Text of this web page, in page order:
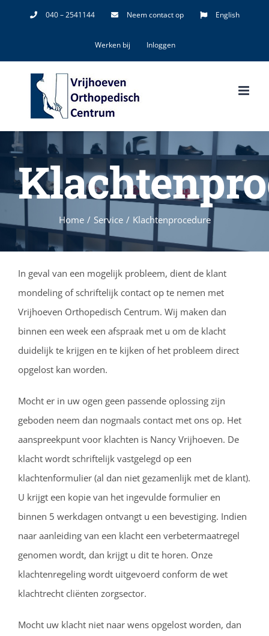
040 – 2541144 Neem contact op English
Werken bij Inloggen
Home / Service / Klachtenprocedure
In geval van een mogelijk probleem, dient de klant
mondeling of schriftelijk contact op te nemen met
Vrijhoeven Orthopedisch Centrum. Wij maken dan
binnen een week een afspraak met u om de klacht
duidelijk te krijgen en te kijken of het probleem direct
opgelost kan worden.
Mocht er in uw ogen geen passende oplossing zijn
geboden neem dan nogmaals contact met ons op. Het
aanspreekpunt voor klachten is Nancy Vrijhoeven. De
klacht wordt schriftelijk vastgelegd op een
klachtenformulier (al dan niet gezamenlijk met de klant).
U krijgt een kopie van het ingevulde formulier en
binnen 5 werkdagen ontvangt u een bevestiging. Indien
naar aanleiding van een klacht een verbetermaatregel
genomen wordt, dan krijgt u dit te horen. Onze
klachtenregeling wordt uitgevoerd conform de wet
klachtrecht cliënten zorgsector.
Mocht uw klacht niet naar wens opgelost worden, dan